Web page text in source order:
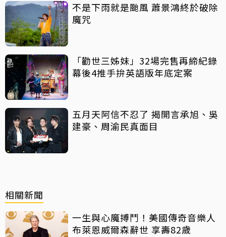
不是下雨就是颱風 蕭景鴻終於破除
魔咒
「勸世三姊妹」32場完售再締紀錄
幕後4推手拚英語版年底定案
五月天阿信不忍了 揭開言承旭、吳
建豪、周渝民真面目
相關新聞
一生與心魔搏鬥！美國傳奇音樂人
布萊恩威爾森辭世 享壽82歲